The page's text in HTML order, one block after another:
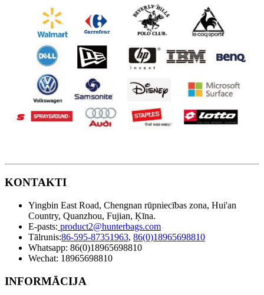
KONTAKTI
Yingbin East Road, Chengnan rūpniecības zona, Hui'an
Country, Quanzhou, Fujian, Ķīna.
E-pasts: product2@hunterbags.com
Tālrunis:86-595-87351963, 86(0)18965698810
Whatsapp: 86(0)18965698810
Wechat: 18965698810
INFORMĀCIJA